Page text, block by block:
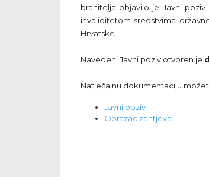
branitelja objavilo je Javni
invaliditetom sredstvima
Hrvatske.
Navedeni Javni poziv otvoren je
Natječajnu dokumentaciju
Javni poziv
Obrazac zahtjeva